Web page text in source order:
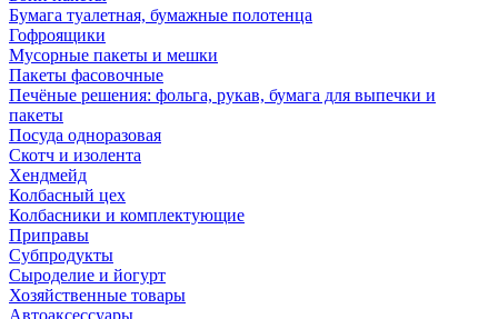
Бумага туалетная, бумажные полотенца
Гофроящики
Мусорные пакеты и мешки
Пакеты фасовочные
Печёные решения: фольга, рукав, бумага для выпечки и
пакеты
Посуда одноразовая
Скотч и изолента
Хендмейд
Колбасный цех
Колбасники и комплектующие
Приправы
Субпродукты
Сыроделие и йогурт
Хозяйственные товары
Автоаксессуары